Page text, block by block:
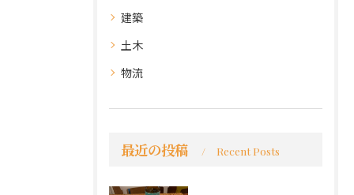
建築
土木
物流
最近の投稿 Recent Posts